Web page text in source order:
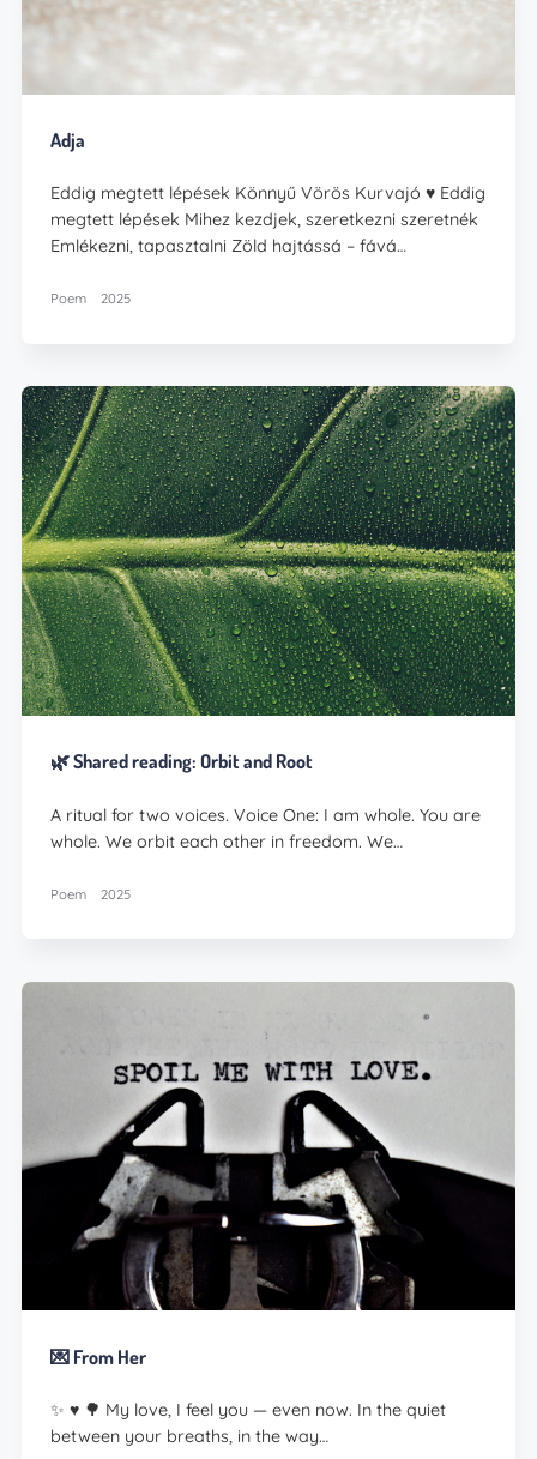
Adja
Eddig megtett lépések Könnyű Vörös Kurvajó ♥️ Eddig
megtett lépések Mihez kezdjek, szeretkezni szeretnék
Emlékezni, tapasztalni Zöld hajtássá – fává…
Poem 2025
🌿 Shared reading: Orbit and Root
A ritual for two voices. Voice One: I am whole. You are
whole. We orbit each other in freedom. We…
Poem 2025
💌 From Her
✨ ♥️ 🌳 My love, I feel you — even now. In the quiet
between your breaths, in the way…